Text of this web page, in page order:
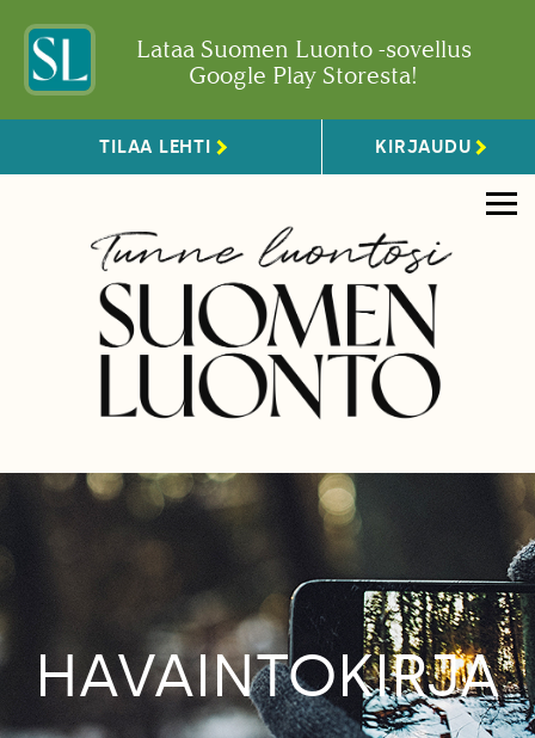
Lataa Suomen Luonto -sovellus
Google Play Storesta!
TILAA LEHTI KIRJAUDU
HAVAINTOKIRJA